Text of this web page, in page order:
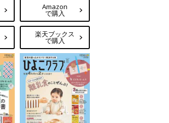
Amazon
で購入
楽天ブックス
で購入